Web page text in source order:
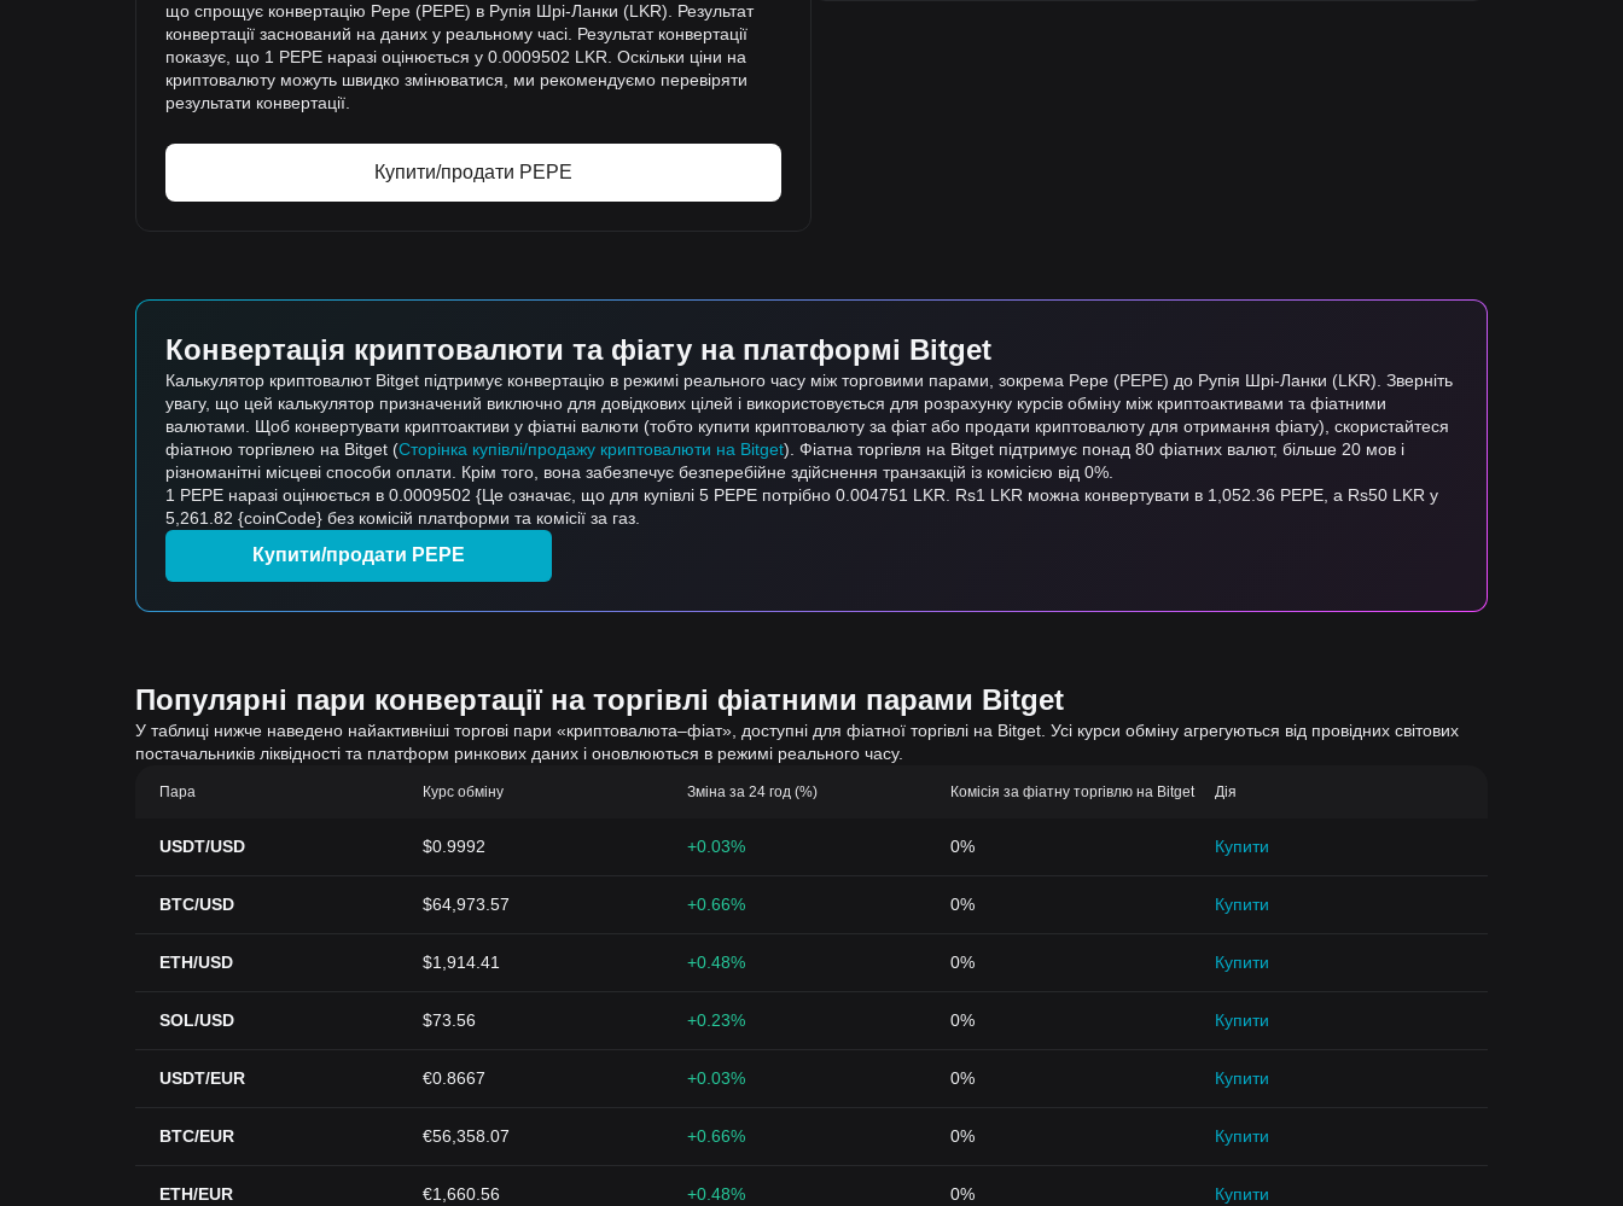
що спрощує конвертацію Pepe (PEPE) в Рупія Шрі-Ланки (LKR). Результат
конвертації заснований на даних у реальному часі. Результат конвертації
показує, що 1 PEPE наразі оцінюється у 0.0009502 LKR. Оскільки ціни на
криптовалюту можуть швидко змінюватися, ми рекомендуємо перевіряти
результати конвертації.
Купити/продати PEPE
Конвертація криптовалюти та фіату на платформі Bitget
Калькулятор криптовалют Bitget підтримує конвертацію в режимі реального часу між торговими парами, зокрема Pepe (PEPE) до Рупія Шрі-Ланки (LKR). Зверніть
увагу, що цей калькулятор призначений виключно для довідкових цілей і використовується для розрахунку курсів обміну між криптоактивами та фіатними
валютами. Щоб конвертувати криптоактиви у фіатні валюти (тобто купити криптовалюту за фіат або продати криптовалюту для отримання фіату), скористайтеся
фіатною торгівлею на Bitget (Сторінка купівлі/продажу криптовалюти на Bitget). Фіатна торгівля на Bitget підтримує понад 80 фіатних валют, більше 20 мов і
різноманітні місцеві способи оплати. Крім того, вона забезпечує безперебійне здійснення транзакцій із комісією від 0%.
1 PEPE наразі оцінюється в 0.0009502 {Це означає, що для купівлі 5 PEPE потрібно 0.004751 LKR. Rs1 LKR можна конвертувати в 1,052.36 PEPE, а Rs50 LKR у
5,261.82 {coinCode} без комісій платформи та комісії за газ.
Купити/продати PEPE
Популярні пари конвертації на торгівлі фіатними парами Bitget
У таблиці нижче наведено найактивніші торгові пари «криптовалюта–фіат», доступні для фіатної торгівлі на Bitget. Усі курси обміну агрегуються від провідних світових
постачальників ліквідності та платформ ринкових даних і оновлюються в режимі реального часу.
Пара Курс обміну Зміна за 24 год (%) Комісія за фіатну торгівлю на Bitget Дія
USDT/USD $0.9992 +0.03% 0% Купити
BTC/USD $64,973.57 +0.66% 0% Купити
ETH/USD $1,914.41 +0.48% 0% Купити
SOL/USD $73.56 +0.23% 0% Купити
USDT/EUR €0.8667 +0.03% 0% Купити
BTC/EUR €56,358.07 +0.66% 0% Купити
ETH/EUR €1,660.56 +0.48% 0% Купити